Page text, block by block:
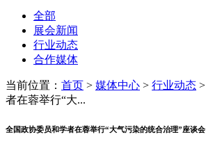
全部
展会新闻
行业动态
合作媒体
当前位置： 首页 > 媒体中心 > 行业动态 >
者在蓉举行“大...
全国政协委员和学者在蓉举行“大气污染的统合治理”座谈会